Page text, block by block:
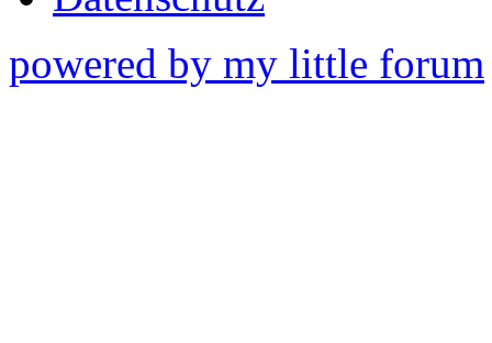
powered by my little forum